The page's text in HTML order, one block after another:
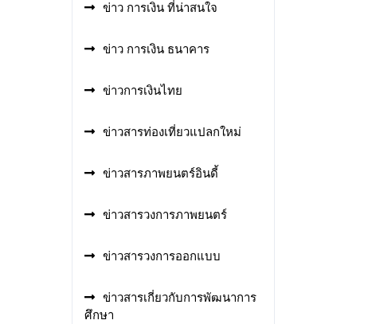
ข่าว การเงิน ที่น่าสนใจ
ข่าว การเงิน ธนาคาร
ข่าวการเงินไทย
ข่าวสารท่องเที่ยวแปลกใหม่
ข่าวสารภาพยนตร์อินดี้
ข่าวสารวงการภาพยนตร์
ข่าวสารวงการออกแบบ
ข่าวสารเกี่ยวกับการพัฒนาการ
ศึกษา